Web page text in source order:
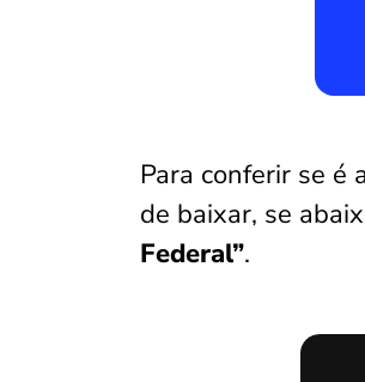
Para conferir se é
de baixar, se
Federal”.